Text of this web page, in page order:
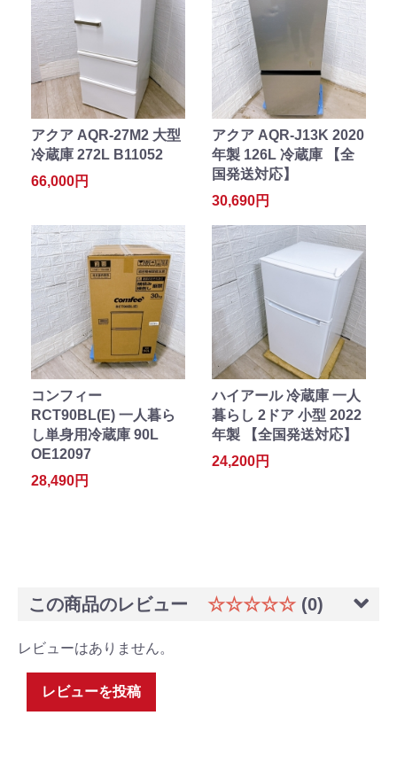
アクア AQR-27M2 大型
冷蔵庫 272L B11052
66,000円
アクア AQR-J13K 2020
年製 126L 冷蔵庫 【全
国発送対応】
30,690円
コンフィー
RCT90BL(E) 一人暮ら
し単身用冷蔵庫 90L
OE12097
28,490円
ハイアール 冷蔵庫 一人
暮らし 2ドア 小型 2022
年製 【全国発送対応】
24,200円
この商品のレビュー ☆☆☆☆☆ (0)
レビューはありません。
レビューを投稿